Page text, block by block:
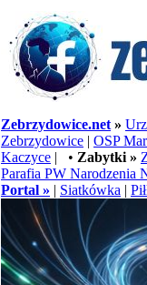
Zebrzydowice.net »
Zebrzydowice | OSP
Kaczyce | • Zabytki »
Parafia PW Narodzenia
Portal » | Siatkówka |